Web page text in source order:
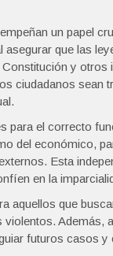
un papel
que las
y
ciudadanos sean
para el correcto
del económico,
Esta
en la
aquellos que
Además,
futuros casos